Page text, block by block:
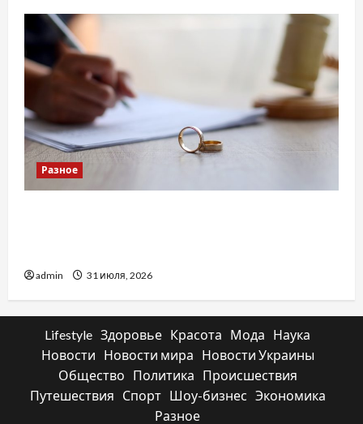
Разное
admin 31 июля, 2026
Lifestyle Здоровье Красота Мода
Наука
Новости
Новости мира
Новости Украины
Общество
Политика
Происшествия
Путешествия
Спорт Шоу-бизнес Экономика
Разное